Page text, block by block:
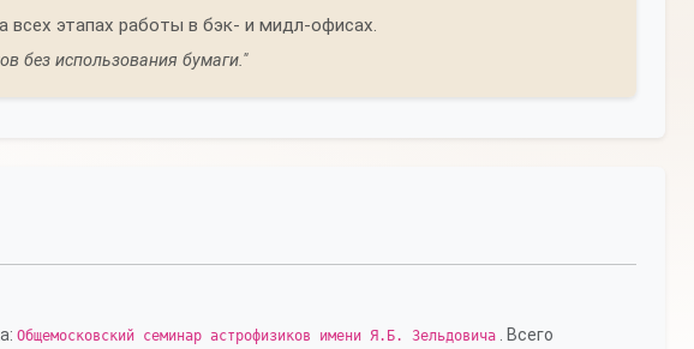
этапах работы в бэк- и мидл-офисах.
без использования бумаги."
Общемосковский семинар астрофизиков имени Я.Б. Зельдовича . Всего